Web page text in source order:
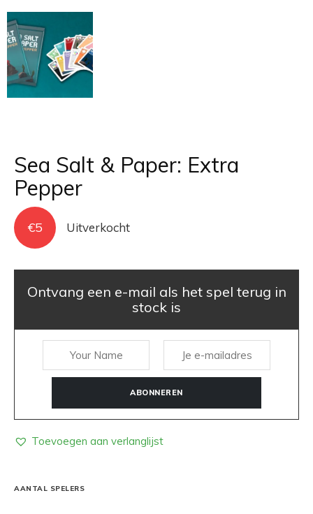
Sea Salt & Paper: Extra
Pepper
€5 Uitverkocht
Ontvang een e-mail als het spel terug in
stock is
ABONNEREN
Toevoegen aan verlanglijst
AANTAL SPELERS